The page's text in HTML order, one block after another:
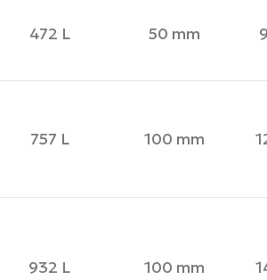
472 L 50 mm
757 L 100 mm
932 L 100 mm